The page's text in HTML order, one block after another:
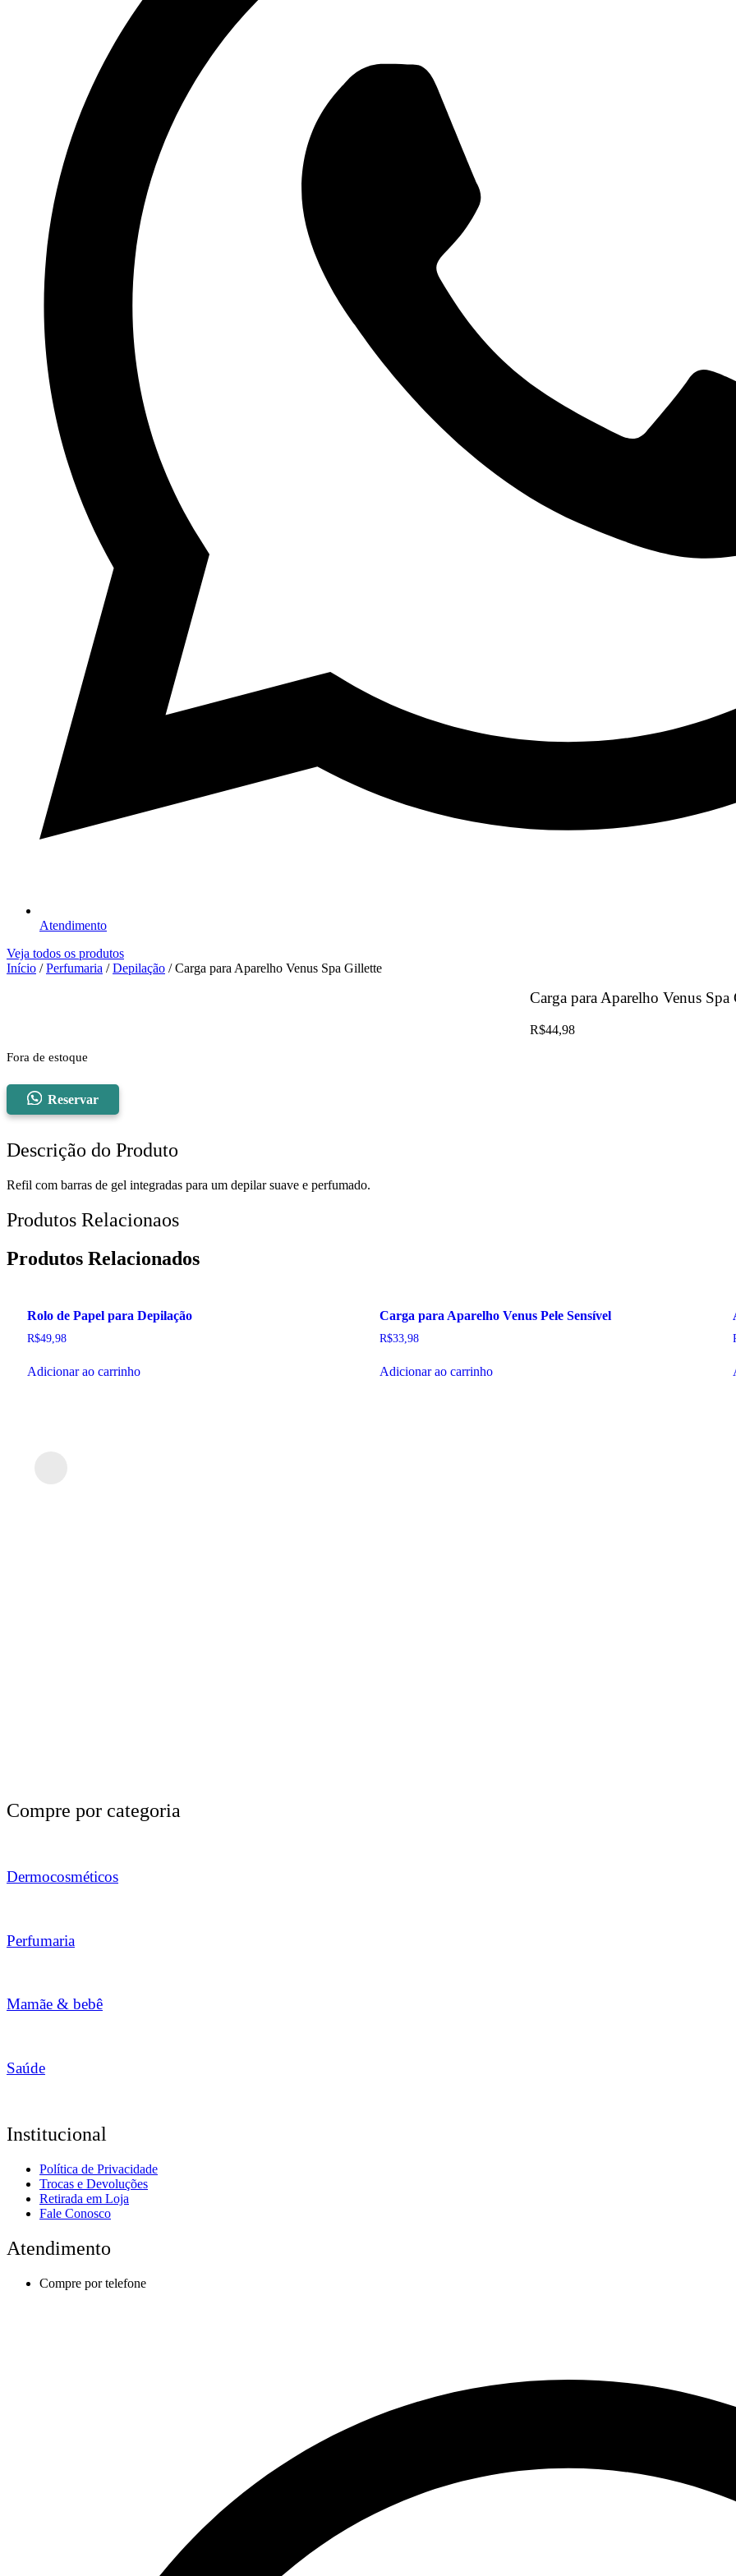
Atendimento
Veja todos os produtos
Início /Perfumaria /Depilação / Carga para Aparelho Venus Spa Gillette
Carga para Aparelho Venus Spa
R$44,98
Fora de estoque
Reservar
Descrição do Produto
Refil com barras de gel integradas para um depilar suave e perfumado.
Produtos Relacionaos
Produtos Relacionados
Rolo de Papel para Depilação
R$49,98
Adicionar ao carrinho
Carga para Aparelho Venus Pele Sensível
R$33,98
Adicionar ao carrinho
Compre por categoria
Dermocosméticos
Perfumaria
Mamãe & bebê
Saúde
Institucional
Política de Privacidade
Trocas e Devoluções
Retirada em Loja
Fale Conosco
Atendimento
Compre por telefone